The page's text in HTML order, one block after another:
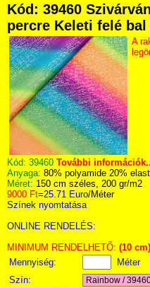
Kód: 39460
percre Keleti felé
A
Kód: 39460 További
Anyaga: 80% polyamide 20%
Méret: 150 cm széles, 200 gr/m2
9000 Ft=25.71 Euro/Méter
Színek nyomtatása
ONLINE RENDELÉS:
MINIMUM RENDELHETŐ: (10 cm)
Mennyiség:
Méter
Szín: